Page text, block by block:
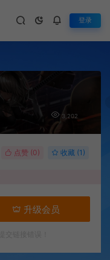
登录
3,202
点赞 (0) 收藏 (1)
升级会员